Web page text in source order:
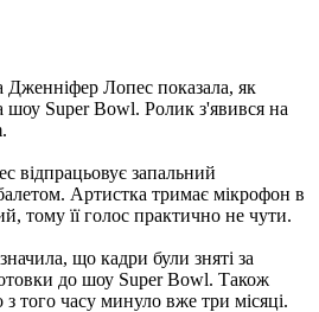
Дженніфер Лопес показала, як
шоу Super Bowl. Ролик з'явився на
відпрацьовує запальний
Артистка тримає мікрофон в
тому її голос практично не чути.
що кадри були зняті за
до шоу Super Bowl. Також
того часу минуло вже три місяці.